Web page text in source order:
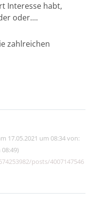
Interesse habt,
oder....
zahlreichen
17.05.2021 um 08:34 von:
posts/4007147546